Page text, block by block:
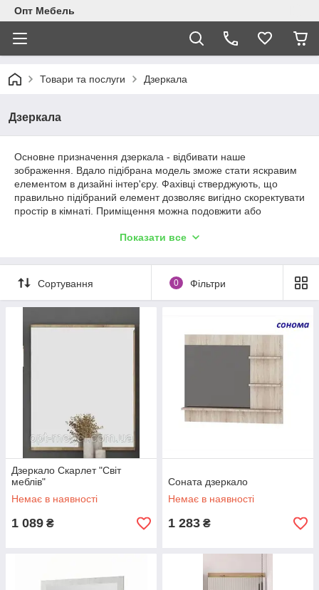
Опт Мебель
Товари та послуги Дзеркала
Дзеркала
Основне призначення дзеркала - відбивати наше
зображення. Вдало підібрана модель зможе стати яскравим
елементом в дизайні інтер'єру. Фахівці стверджують, що
правильно підібраний елемент дозволяє вигідно скоректувати
простір в кімнаті. Приміщення можна подовжити або
рішення, яке, мабуть, прийняте зважено. Важливо врахувати
упевнені, що купите дійсно хороший елемент декору з
функціональним навантаженням.
Показати все
Сортування 0 Фільтри
Дзеркало Скарлет "Світ
меблів"
Немає в наявності
1 089 ₴
Соната дзеркало
Немає в наявності
1 283 ₴